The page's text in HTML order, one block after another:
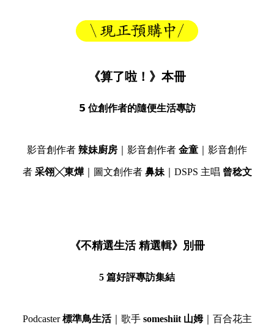
《算了啦！》本冊
𝟱 位創作者的隨便生活專訪
影音創作者 辣妹廚房 ｜影音創作者 金童 ｜影音創作
者 采翎╳東燁｜圖文創作者 鼻妹｜DSPS 主唱 曾稔文
《不精選生活 精選輯》別冊
5 篇好評專訪集結
Podcaster標準鳥生活｜歌手 someshiit 山姆｜百合花主